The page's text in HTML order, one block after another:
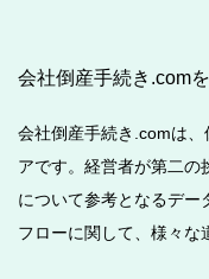
会社倒産手続き.com
会社倒産手続き.comは
アです。経営者が第二の
について参考となるデー
フローに関して、様々な